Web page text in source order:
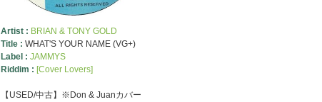
Artist : BRIAN & TONY GOLD
Title : WHAT'S YOUR NAME (VG+)
Label : JAMMYS
Riddim : [Cover Lovers]
【USED/中古】※Don & Juanカバー